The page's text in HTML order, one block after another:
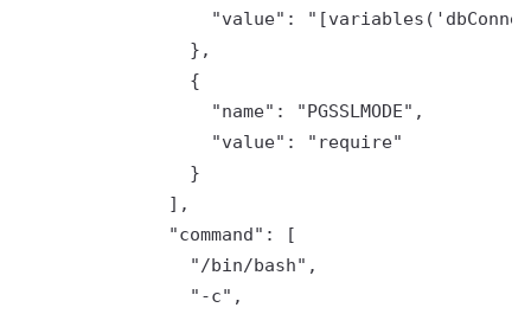
"value":
                },
                {
                  "name": "PGSSLMODE",
                  "value": "require"
                }
              ],
              "command": [
                "/bin/bash",
                "-c",